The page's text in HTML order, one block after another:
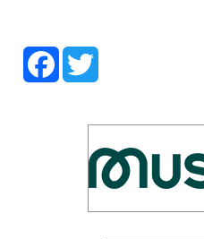
Facebook